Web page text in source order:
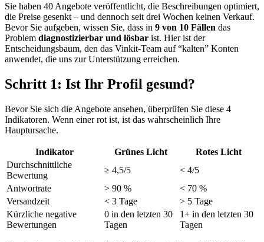
Sie haben 40 Angebote veröffentlicht, die Beschreibungen optimiert,
die Preise gesenkt – und dennoch seit drei Wochen keinen Verkauf.
Bevor Sie aufgeben, wissen Sie, dass in 9 von 10 Fällen das
Problem diagnostizierbar und lösbar ist. Hier ist der
Entscheidungsbaum, den das Vinkit-Team auf “kalten” Konten
anwendet, die uns zur Unterstützung erreichen.
Schritt 1: Ist Ihr Profil gesund?
Bevor Sie sich die Angebote ansehen, überprüfen Sie diese 4
Indikatoren. Wenn einer rot ist, ist das wahrscheinlich Ihre
Hauptursache.
Indikator Grünes Licht
Rotes Licht
Durchschnittliche
Bewertung
≥ 4,5/5
< 4/5
Antwortrate
> 90 %
< 70 %
Versandzeit
< 3 Tage
> 5 Tage
Kürzliche negative
Bewertungen
0 in den letzten 30
Tagen
1+ in den letzten 30
Tagen